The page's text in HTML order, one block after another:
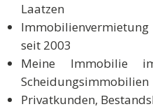
Laatzen
seit 2003
Meine Immobilie
Scheidungsimmobilien
Privatkunden,